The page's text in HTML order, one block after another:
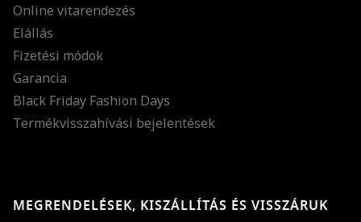
Online vitarendezés
Elállás
Fizetési módok
Garancia
Black Friday Fashion Days
Termékvisszahívási bejelentések
MEGRENDELÉSEK, KISZÁLLÍTÁS ÉS VISSZÁRUK